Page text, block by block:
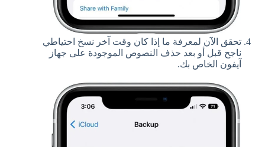
تحقق الآن لمعرفة ما إذا كان وقت آخر نسخ احتياطي
ناجح قبل أو بعد حذف النصوص الموجودة على جهاز
آيفون الخاص بك.